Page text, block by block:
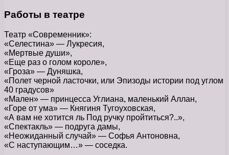
Работы в театре
Театр «Современник»:
«Селестина» — Лукресия,
«Мертвые души»,
«Еще раз о голом короле»,
«Гроза» — Дуняшка,
«Полет черной ласточки, или Эпизоды истории под углом
40 градусов»
«Мален» — принцесса Углиана, маленький Аллан,
«Горе от ума» — Княгиня Тугоуховская,
«А вам не хотится ль Под ручку пройтиться?..»,
«Спектакль» — подруга дамы,
«Неожиданный случай» — Софья Антоновна,
«С наступающим…» — соседка.